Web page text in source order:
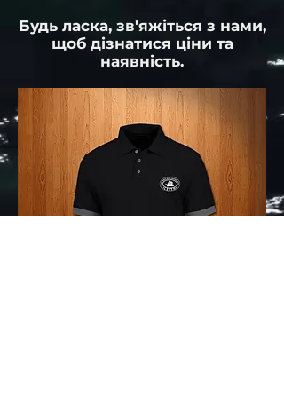
Будь ласка, зв'яжіться з нами,
щоб дізнатися ціни та
наявність.